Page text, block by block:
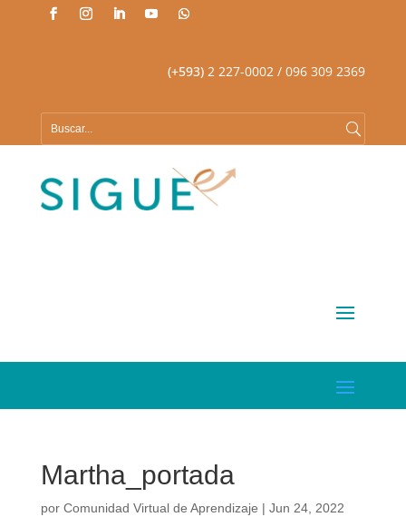
(+593)2 227-0002 / 096 309 2369
Martha_portada
por Comunidad Virtual de Aprendizaje | Jun 24, 2022